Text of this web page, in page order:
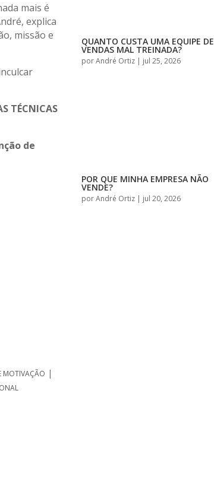
mais é
explica
missão e
TÉCNICAS
de
MOTIVAÇÃO |
QUANTO CUSTA UMA EQUIPE DE
VENDAS MAL TREINADA?
porAndré Ortiz| jul 25, 2026
POR QUE MINHA EMPRESA NÃO
VENDE?
porAndré Ortiz| jul 20, 2026